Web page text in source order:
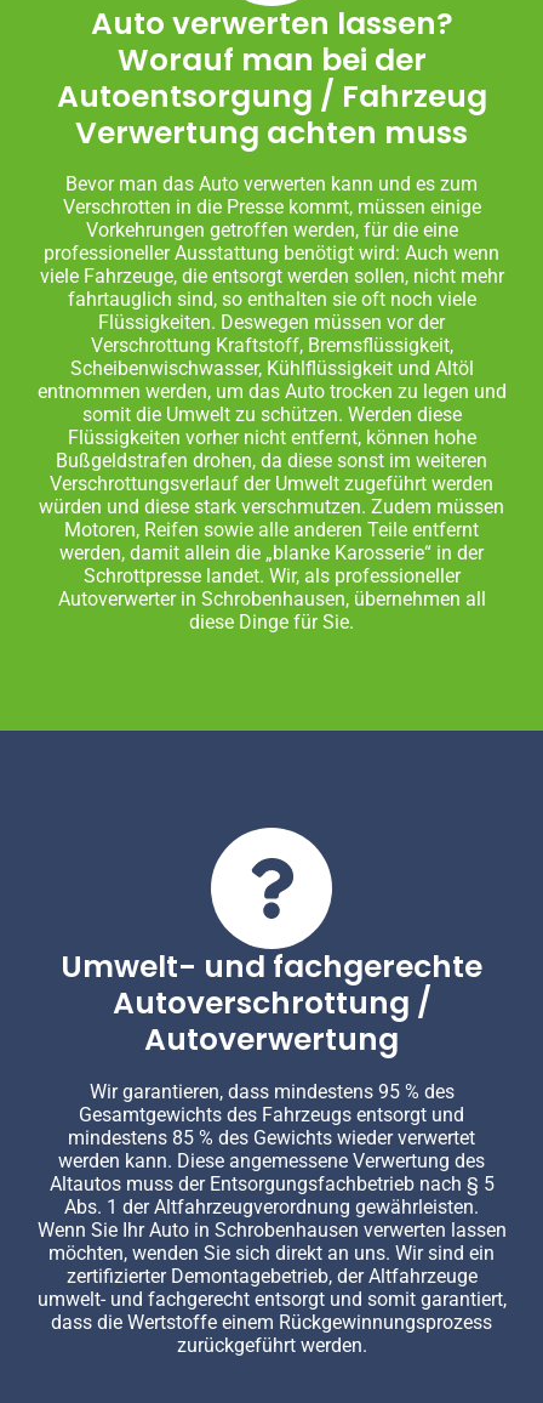
Auto verwerten lassen?
Worauf man bei der
Autoentsorgung / Fahrzeug
Verwertung achten muss
Bevor man das Auto verwerten kann und es zum
Verschrotten in die Presse kommt, müssen einige
Vorkehrungen getroffen werden, für die eine
professioneller Ausstattung benötigt wird: Auch wenn
viele Fahrzeuge, die entsorgt werden sollen, nicht mehr
fahrtauglich sind, so enthalten sie oft noch viele
Flüssigkeiten. Deswegen müssen vor der
Verschrottung Kraftstoff, Bremsflüssigkeit,
Scheibenwischwasser, Kühlflüssigkeit und Altöl
entnommen werden, um das Auto trocken zu legen und
somit die Umwelt zu schützen. Werden diese
Flüssigkeiten vorher nicht entfernt, können hohe
Bußgeldstrafen drohen, da diese sonst im weiteren
Verschrottungsverlauf der Umwelt zugeführt werden
würden und diese stark verschmutzen. Zudem müssen
Motoren, Reifen sowie alle anderen Teile entfernt
werden, damit allein die „blanke Karosserie“ in der
Schrottpresse landet. Wir, als professioneller
Autoverwerter in Schrobenhausen, übernehmen all
diese Dinge für Sie.
Umwelt- und fachgerechte
Autoverschrottung /
Autoverwertung
Wir garantieren, dass mindestens 95 % des
Gesamtgewichts des Fahrzeugs entsorgt und
mindestens 85 % des Gewichts wieder verwertet
werden kann. Diese angemessene Verwertung des
Altautos muss der Entsorgungsfachbetrieb nach § 5
Abs. 1 der Altfahrzeugverordnung gewährleisten.
Wenn Sie Ihr Auto in Schrobenhausen verwerten lassen
möchten, wenden Sie sich direkt an uns. Wir sind ein
zertifizierter Demontagebetrieb, der Altfahrzeuge
umwelt- und fachgerecht entsorgt und somit garantiert,
dass die Wertstoffe einem Rückgewinnungsprozess
zurückgeführt werden.